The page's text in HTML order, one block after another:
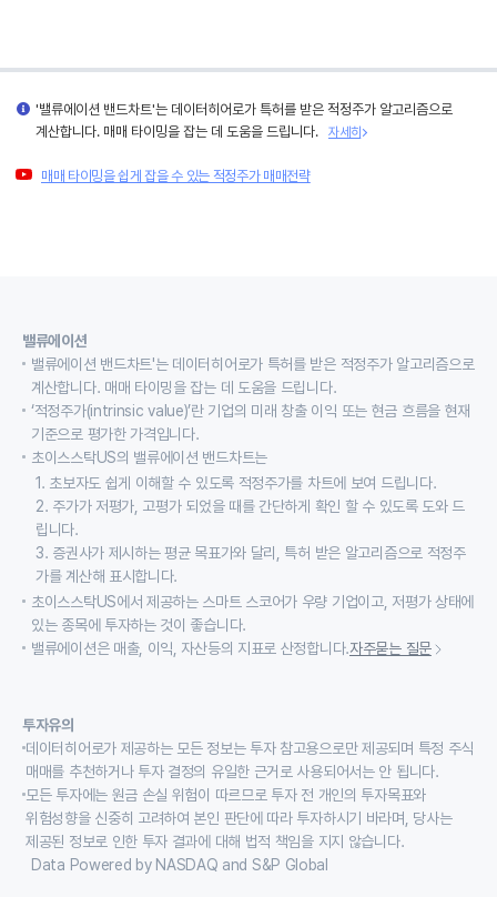
'밸류에이션 밴드차트'는 데이터히어로가 특허를 받은 적정주가 알고리즘으로
계산합니다. 매매 타이밍을 잡는 데 도움을 드립니다.
자세히
매매 타이밍을 쉽게 잡을 수 있는 적정주가 매매전략
밸류에이션
밸류에이션 밴드차트'는 데이터히어로가 특허를 받은 적정주가 알고리즘으로
계산합니다. 매매 타이밍을 잡는 데 도움을 드립니다.
‘적정주가(intrinsic value)’란 기업의 미래 창출 이익 또는 현금 흐름을 현재
기준으로 평가한 가격입니다.
초이스스탁US의 밸류에이션 밴드차트는
1. 초보자도 쉽게 이해할 수 있도록 적정주가를 차트에 보여 드립니다.
2. 주가가 저평가, 고평가 되었을 때를 간단하게 확인 할 수 있도록 도와 드
립니다.
3. 증권사가 제시하는 평균 목표가와 달리, 특허 받은 알고리즘으로 적정주
가를 계산해 표시합니다.
초이스스탁US에서 제공하는 스마트 스코어가 우량 기업이고, 저평가 상태에
있는 종목에 투자하는 것이 좋습니다.
밸류에이션은 매출, 이익, 자산등의 지표로 산정합니다.자주묻는 질문
투자유의
데이터히어로가 제공하는 모든 정보는 투자 참고용으로만 제공되며 특정 주식
매매를 추천하거나 투자 결정의 유일한 근거로 사용되어서는 안 됩니다.
모든 투자에는 원금 손실 위험이 따르므로 투자 전 개인의 투자목표와
위험성향을 신중히 고려하여 본인 판단에 따라 투자하시기 바라며, 당사는
제공된 정보로 인한 투자 결과에 대해 법적 책임을 지지 않습니다.
Data Powered by NASDAQ and S&P Global